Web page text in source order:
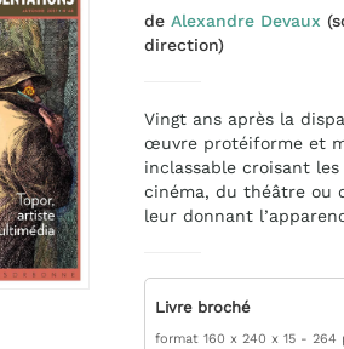
de Alexandre Devaux
direction)
Vingt ans après la
œuvre protéiforme et
inclassable croisant
cinéma, du théâtre ou
leur donnant
Livre broché
format 160 x 240 x 15
264